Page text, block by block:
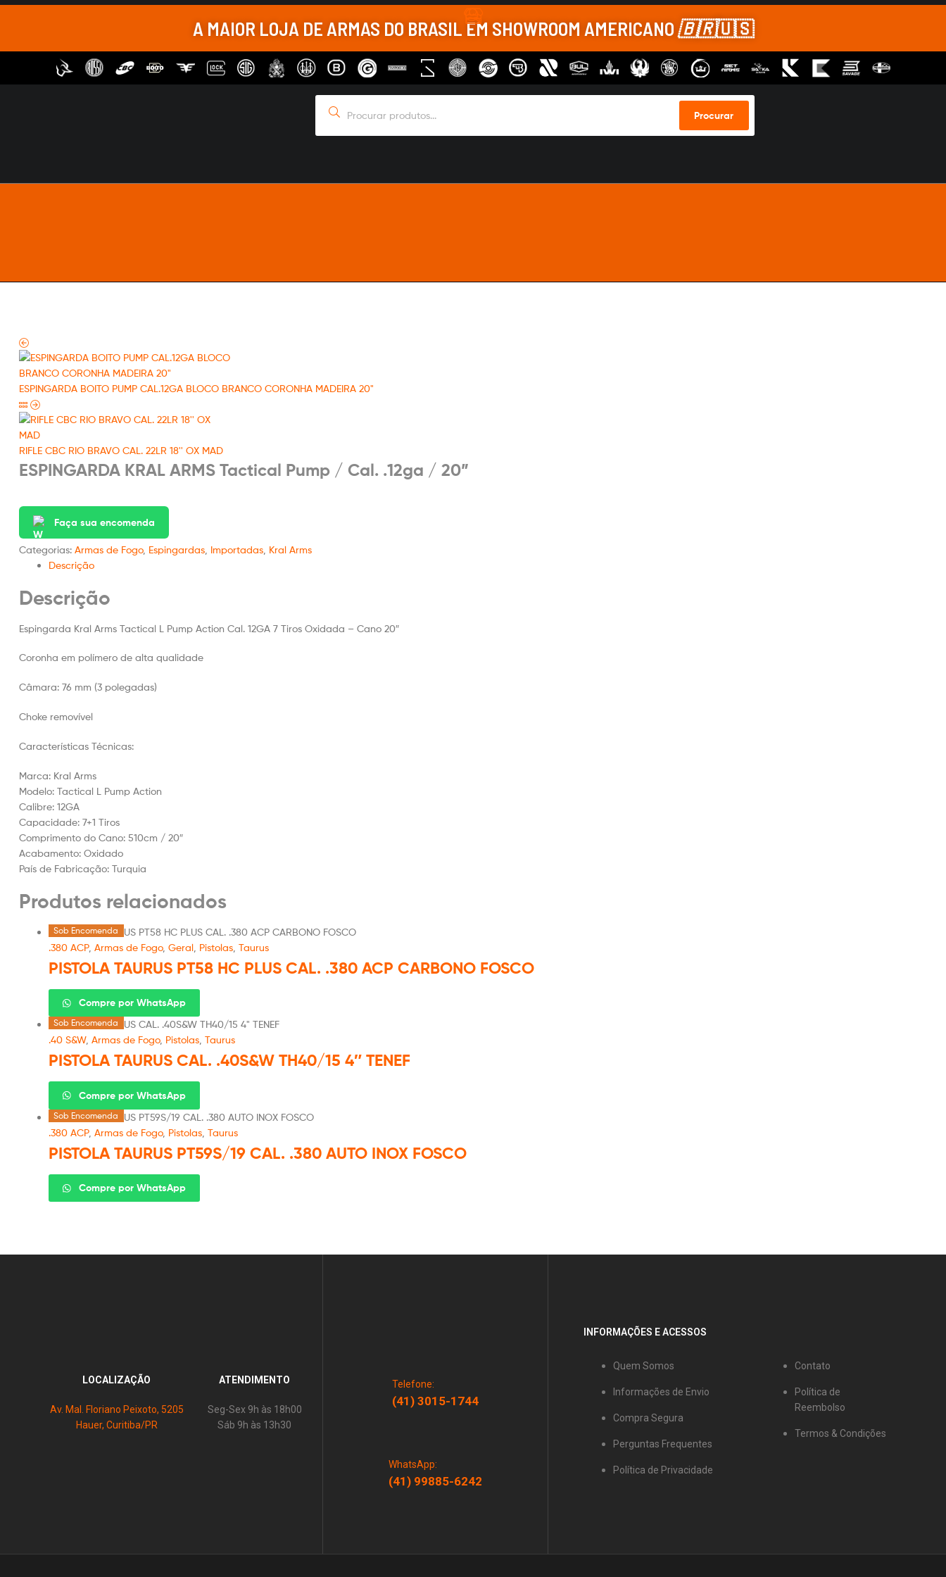
A MAIOR LOJA DE ARMAS DO BRASIL EM SHOWROOM AMERICANO🇧🇷🇺🇸
Procurar
Sob Encomenda
ESPINGARDA BOITO PUMP CAL.12GA BLOCO BRANCO CORONHA MADEIRA 20"
RIFLE CBC RIO BRAVO CAL. 22LR 18'' OX MAD
ESPINGARDA KRAL ARMS Tactical Pump / Cal. .12ga / 20”
Faça sua encomenda
Categorias: Armas de Fogo, Espingardas Importadas Kral Arms
Descrição
Descrição
Espingarda Kral Arms Tactical L Pump Action Cal. 12GA 7 Tiros Oxidada – Cano 20″
Coronha em polímero de alta qualidade
Câmara: 76 mm (3 polegadas)
Choke removível
Características Técnicas:
Marca: Kral Arms
Modelo: Tactical L Pump Action
Calibre: 12GA
Capacidade: 7+1 Tiros
Comprimento do Cano: 510cm / 20″
Acabamento: Oxidado
País de Fabricação: Turquia
Produtos relacionados
Sob Encomenda
.380 ACP, Armas de Fogo, Geral Pistolas Taurus
PISTOLA TAURUS PT58 HC PLUS CAL. .380 ACP CARBONO FOSCO
Compre por WhatsApp
Sob Encomenda
.40 S&W, Armas de Fogo, Pistolas Taurus
PISTOLA TAURUS CAL. .40S&W TH40/15 4″ TENEF
Compre por WhatsApp
Sob Encomenda
.380 ACP, Armas de Fogo, Pistolas Taurus
PISTOLA TAURUS PT59S/19 CAL. .380 AUTO INOX FOSCO
Compre por WhatsApp
LOCALIZAÇÃO
Av. Mal. Floriano Peixoto, 5205
Hauer, Curitiba/PR
ATENDIMENTO
Seg-Sex 9h às 18h00
Sáb 9h às 13h30
Telefone:
(41) 3015-1744
WhatsApp:
(41) 99885-6242
INFORMAÇÕES E ACESSOS
Quem Somos
Informações de Envio
Compra Segura
Perguntas Frequentes
Política de Privacidade
Contato
Política de
Reembolso
Termos & Condições